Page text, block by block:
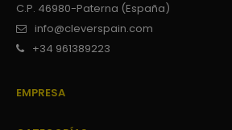
C.P. 46980-Paterna (España)
info@cleverspain.com
+34 961389223
EMPRESA